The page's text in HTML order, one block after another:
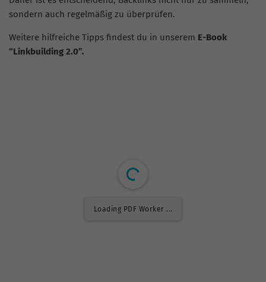
sondern auch regelmäßig zu überprüfen.
Weitere hilfreiche Tipps findest du in unserem E-Book
“Linkbuilding 2.0”.
Loading PDF Worker ...